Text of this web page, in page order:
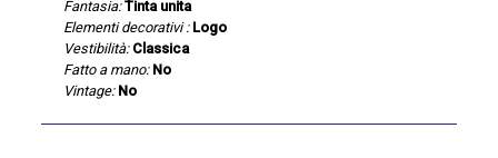
Fantasia: Tinta unita
Elementi decorativi : Logo
Vestibilità: Classica
Fatto a mano: No
Vintage: No